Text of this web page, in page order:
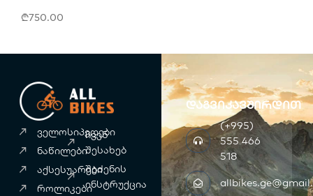
₾750.00
ველოსიპედები
ნაწილები
აქსესუარები
როლიკები
ჩვენ
შესახებ
შეძენის
ინსტრუქცია
დაგვიკავშირდით
(+995)
555 466
518